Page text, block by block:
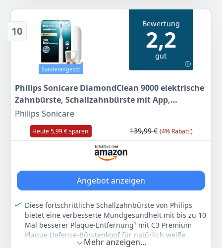
Bürstenköpfe, 1x Reiseetui, 1x Ladestation
Farbe Gewicht
Lila
69
Anzeigen
Bürstenkopf-Ersatzerinnerung sorgt dafür, dass Ihr
Bürstenkopf immer effektiv ist
Lange Akkulaufzeit mit Batterie-Lichtanzeige: Eine
Ladung hält für 2 Wochen
Farbe
Rosa - Deep Pink 245 g
6671 €
10
Sonderangebot
Bewertung
2,2
gut
Philips Sonicare DiamondClean 9000 elektrische
Zahnbürste, Schallzahnbürste mit App,
Drucksensor, 4 Putzmodi, 3 Intensitätsstufen,
Ladeglas und USB-Reiseetui, Roségold, Modell
HX9911/94
Philips Sonicare
Heute 5,99 € sparen! 139,99 € (4% Rabatt!)
Angebot anzeigen
Diese fortschrittliche Schallzahnbürste von Philips
bietet eine verbesserte Mundgesundheit mit bis zu 10
Mal besserer Plaque-Entfernung¹ mit C3 Premium
Plaque Defense-Bürstenkopf für natürlich weiße
Mehr anzeigen...